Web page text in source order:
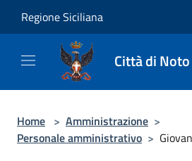
Regione Siciliana
Città di Noto
Home > Amministrazione >
Personale amministrativo >